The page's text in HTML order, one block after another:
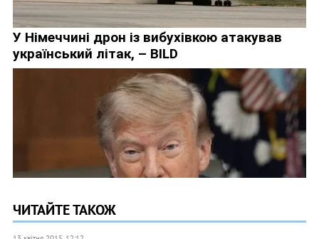
ЧИТАЙТЕ ТАКОЖ